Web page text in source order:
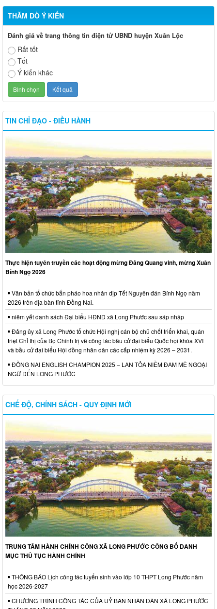
THĂM DÒ Ý KIẾN
Đánh giá về trang thông tin điện tử UBND huyện Xuân Lộc
Rất tốt
Tốt
Ý kiến khác
TIN CHỈ ĐẠO - ĐIỀU HÀNH
Thực hiện tuyên truyền các hoạt động mừng Đảng Quang vinh, mừng Xuân
Bính Ngọ 2026
Văn bản tổ chức bắn pháo hoa nhân dịp Tết Nguyên đán Bính Ngọ năm
2026 trên địa bàn tỉnh Đồng Nai.
niêm yết danh sách Đại biểu HĐND xã Long Phước sau sáp nhập
Đảng ủy xã Long Phước tổ chức Hội nghị cán bộ chủ chốt triển khai, quán
triệt Chỉ thị của Bộ Chính trị về công tác bầu cử đại biểu Quốc hội khóa XVI
và bầu cử đại biểu Hội đồng nhân dân các cấp nhiệm kỳ 2026 – 2031.
ĐỒNG NAI ENGLISH CHAMPION 2025 – LAN TỎA NIỀM ĐAM MÊ NGOẠI
NGỮ ĐẾN LONG PHƯỚC
CHẾ ĐỘ, CHÍNH SÁCH - QUY ĐỊNH MỚI
TRUNG TÂM HÀNH CHÍNH CÔNG XÃ LONG PHƯỚC CÔNG BỐ DANH
MỤC THỦ TỤC HÀNH CHÍNH
THÔNG BÁO Lịch công tác tuyển sinh vào lớp 10 THPT Long Phước năm
học 2026-2027
CHƯƠNG TRÌNH CÔNG TÁC CỦA UỶ BAN NHÂN DÂN XÃ LONG PHƯỚC